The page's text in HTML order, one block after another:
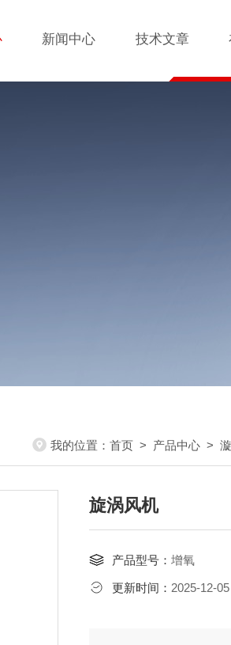
新闻中心 技术文章
我的位置： 首页 > 产品中心 >
旋涡风机
产品型号： 增氧
更新时间： 2025-12-05